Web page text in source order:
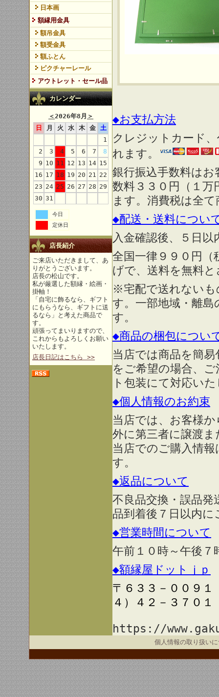
日本画
額縁用金具
額吊金具
額受金具
額ふとん
ピクチャーレール
アウトレット・セール品
カレンダー
＜2026年8月 ＞
日
月 火 水 木 金
土
1
2
3 4 5 6 7
8
9 10 11 12 13 14 15
16 17 18 19 20 21 22
23 24 25 26 27 28 29
30 31
今日
定休日
店長紹介
ご来店いただきまして、あ
りがとうございます。
店長の松山です。
私が厳選した額縁・絵画・
掛軸！
「自宅に飾るなら、ギフト
にもらうなら、ギフトに送
るなら」と考えた商品で
す。
頑張ってまいりますので、
これからもよろしくお願い
いたします。
店長日記はこちら >>
◆お支払方法
クレジットカード
れます。
銀行振込手数料は
数料３３０円（１
ます。消費税は全
◆配送・送料につい
入金確認後、５日
全国一律９９０円
げで、送料を無料
※宅配で送れないも
す。一部地域・離
す。
◆商品の梱包につい
当店では商品を簡
をご希望の場合、
ト包装にて対応い
◆個人情報のお約束
当店では、お客様
外に第三者に譲渡
当店でのご購入情
す。
◆返品について
不良品交換・誤品
品到着後７日以内
◆営業時間について
午前１０時～午後
◆額縁屋ドットｊｐ
〒６３３－００９
４）４２－３７０
https://
個人情報の取り扱い